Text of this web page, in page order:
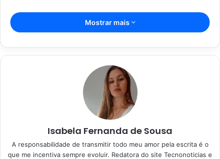
Artigos relacionados
Vitória Souza: jovem pastora perto
dos 5 mi de seguidores na web
22/08/2024
Açaí falsificado! Polícia fecha fábrica
em Várzea Grande
Mostrar mais
Isabela Fernanda de Sousa
A responsabilidade de transmitir todo meu amor pela escrita é o
que me incentiva sempre evoluir. Redatora do site Tecnonoticias e